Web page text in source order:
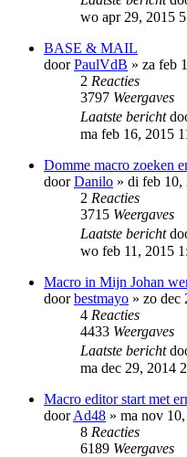
wo apr 29, 2015
BASE & MAIL
doorPaulVdB » za feb
2 Reacties
3797 Weergaves
Laatste bericht
ma feb 16, 2015
Domme macro zoeken
doorDanilo » di feb 10,
2 Reacties
3715 Weergaves
Laatste bericht
wo feb 11, 2015
Macro in Mijn Johan
doorbestmayo » zo dec
4 Reacties
4433 Weergaves
Laatste bericht
ma dec 29, 2014
Macro editor start met
doorAd48 » ma nov
8 Reacties
6189 Weergaves